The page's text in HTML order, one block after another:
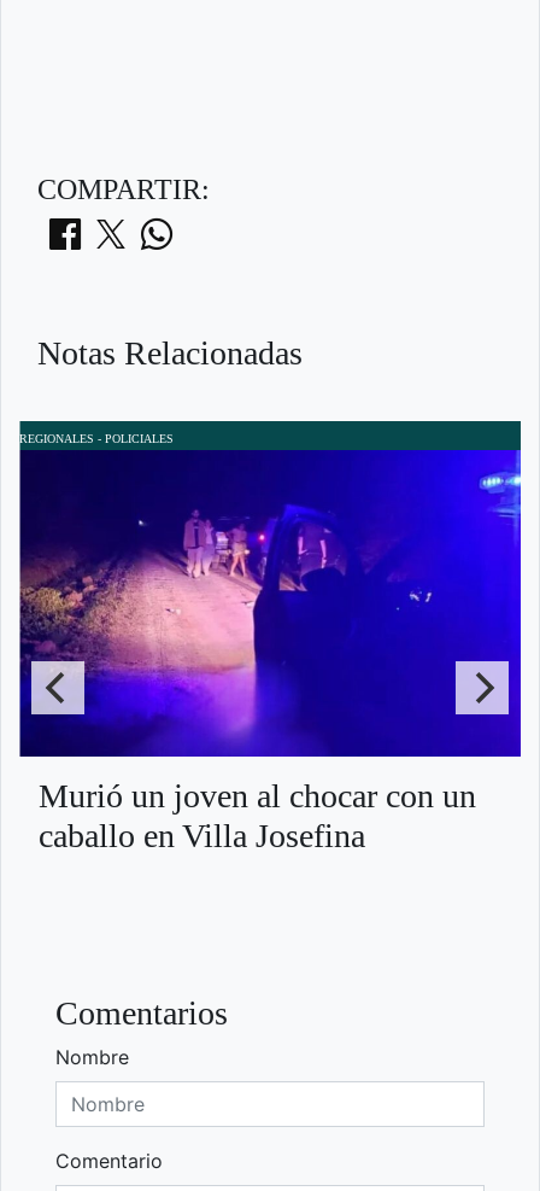
COMPARTIR:
Notas Relacionadas
REGIONALES - POLICIALES
Murió un joven al chocar con un
caballo en Villa Josefina
Comentarios
Nombre
Comentario